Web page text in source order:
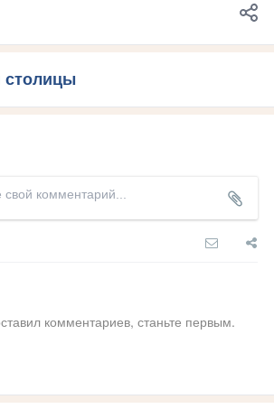
столицы
комментариев, станьте первым.